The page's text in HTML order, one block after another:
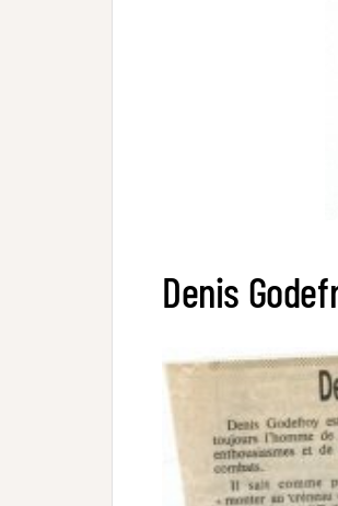
Denis